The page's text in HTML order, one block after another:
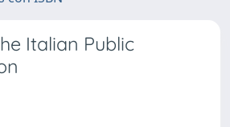
Italian Public